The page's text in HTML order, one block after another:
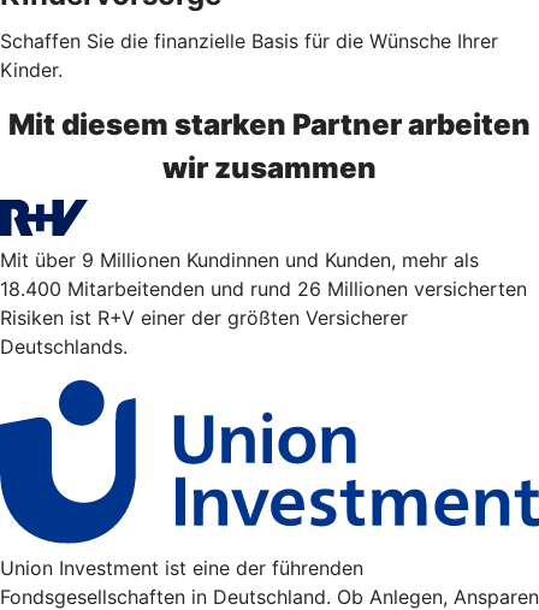
Schaffen Sie die finanzielle Basis für die Wünsche Ihrer
Kinder.
Mit diesem starken Partner arbeiten
wir zusammen
Mit über 9 Millionen Kundinnen und Kunden, mehr als
18.400 Mitarbeitenden und rund 26 Millionen versicherten
Risiken ist R+V einer der größten Versicherer
Deutschlands.
Union Investment ist eine der führenden
Fondsgesellschaften in Deutschland. Ob Anlegen, Ansparen